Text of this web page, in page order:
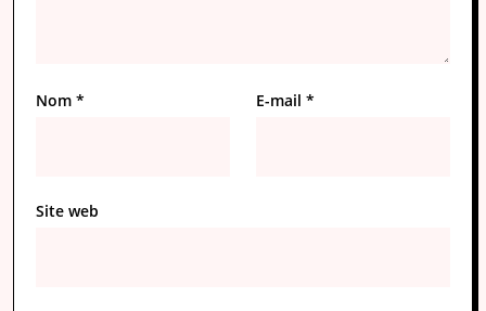
Nom * E-mail *
Site web